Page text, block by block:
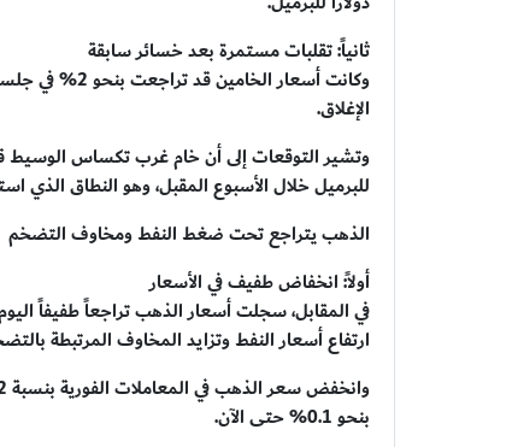
ثانياً: تقلبات مستمرة بعد خسائر سابقة
وكانت أسعار
الإغلاق.
للبرميل خلال الأسبوع المقبل، وهو النطاق الذي
الذهب يتراجع تحت ضغط النفط ومخاوف التضخم
أولاً: انخفاض طفيف في الأسعار
في المقابل، سجلت أسعار الذهب تراجعاً طفيفاً
ارتفاع أسعار النفط وتزايد المخاوف المرتبطة
بنحو 0.1% حتى الآن.